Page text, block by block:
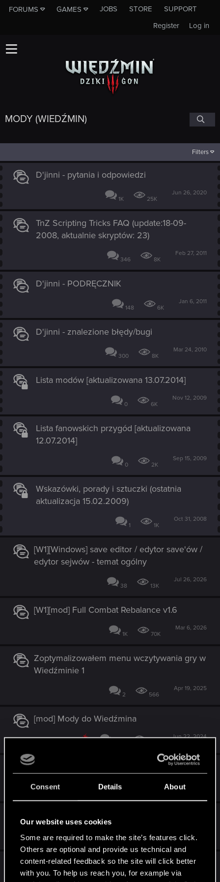
Consent Details About
Our website uses cookies
Some are required to make the site’s features click.
Others are optional and provide us technical and
content-related feedback so the site will click better
with you. To help us reach you, for example via
FORUMS GAMES JOBS STORE
SUPPORT
Log in
Register
MODY (WIEDŹMIN)
Filters
D'jinni - pytania i odpowiedzi
1K 25K
Jun 26, 2020
TnZ Scripting Tricks FAQ (update:18-09-
2008, aktualnie skryptów: 23)
346 8K
Feb 27, 2011
D'jinni - PODRĘCZNIK
148 6K
Jan 6, 2011
D'jinni - znalezione błędy/bugi
300 8K
Mar 24, 2010
Lista modów [aktualizowana 13.07.2014]
0 6K
Nov 12, 2009
Lista fanowskich przygód [aktualizowana
12.07.2014]
0 2K
Sep 15, 2009
Wskazówki, porady i sztuczki (ostatnia
aktualizacja 15.02.2009)
1 1K
Oct 31, 2008
[W1][Windows] save editor / edytor save'ów /
edytor sejwów - temat ogólny
38 13K
Jul 26, 2026
[W1][mod] Full Combat Rebalance v1.6
1K 70K
Mar 6, 2026
Zoptymalizowałem menu wczytywania gry w
Wiedźminie 1
2 566
Apr 19, 2025
[mod] Mody do Wiedźmina
Jun 22, 2024
171
May 26, 2024
151 20K
WIEDŹMIN THE WITCHER REMASTER
PROJECT